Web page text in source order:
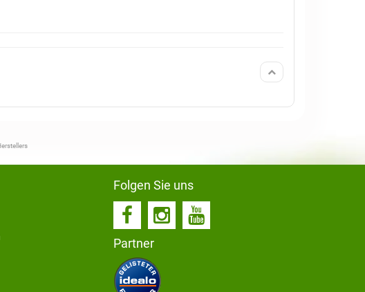
Folgen Sie uns
Partner